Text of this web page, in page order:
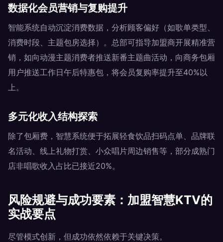
数据化会员营销与复购提升
智能系统自动沉淀消费数据，分析顾客偏好（如歌单类型、
消费时段、主题包房选择）。总部可指导加盟商开展精准营
销，如向动漫主题消费者推送新番主题曲活动，向商务包厢
用户推送工作日午后特惠包，将会员复购率提升至40%以
上。
多元化收入结构探索
除了包厢费，智慧系统便于拓展轻食饮品扫码点单、品牌联
名活动、线上礼物打赏、小众唱片周边销售等，部分成熟门
店非唱歌收入占比已接近20%。
风险规避与成功要素：加盟智慧KTV的
实战要点
尽管模式创新，但成功依然依赖于关键决策。